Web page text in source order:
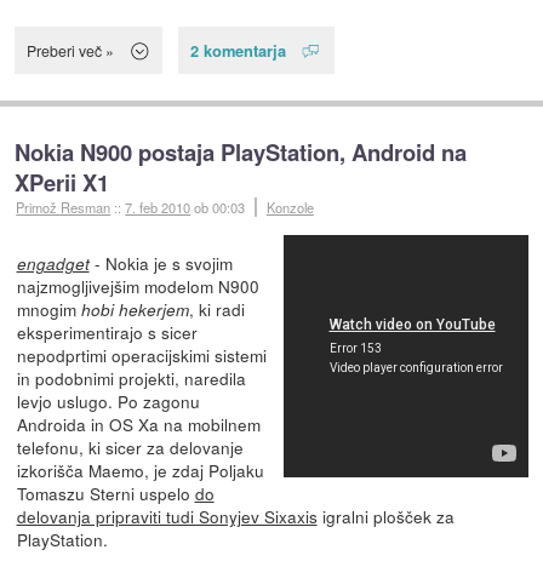
Preberi več » 2 komentarja
Nokia N900 postaja PlayStation, Android na
XPerii X1
Primož Resman ::7. feb 2010ob 00:03 Konzole
engadget- Nokia je s svojim
najzmogljivejšim modelom N900
mnogim hobi hekerjem, ki radi
eksperimentirajo s sicer
nepodprtimi operacijskimi sistemi
in podobnimi projekti, naredila
levjo uslugo. Po zagonu
Androida in OS Xa na mobilnem
telefonu, ki sicer za delovanje
izkorišča Maemo, je zdaj Poljaku
Tomaszu Sterni uspelo do
delovanja pripraviti tudi Sonyjev Sixaxisigralni plošček za
PlayStation.